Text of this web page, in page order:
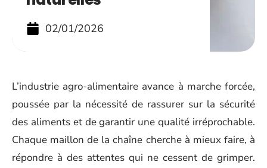
02/01/2026
L’industrie agro-alimentaire avance à marche forcée,
poussée par la nécessité de rassurer sur la sécurité
des aliments et de garantir une qualité irréprochable.
Chaque maillon de la chaîne cherche à mieux faire, à
répondre à des attentes qui ne cessent de grimper.